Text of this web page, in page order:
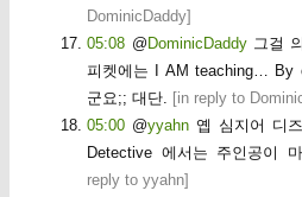
DominicDaddy]
05:08 @ DominicDaddy그걸
피켓에는 I AM teaching… By
군요;; 대단. [in reply to
05:00 @yyahn 옙 심지어 디
Detective 에서는 주인공이
reply to yyahn]